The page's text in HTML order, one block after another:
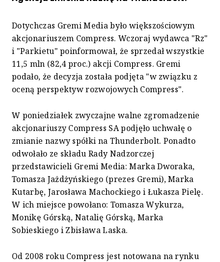
Dotychczas Gremi Media było większościowym
akcjonariuszem Compress. Wczoraj wydawca "Rz"
i "Parkietu" poinformował, że sprzedał wszystkie
11,5 mln (82,4 proc.) akcji Compress. Gremi
podało, że decyzja została podjęta "w związku z
oceną perspektyw rozwojowych Compress".
W poniedziałek zwyczajne walne zgromadzenie
akcjonariuszy Compress SA podjęło uchwałę o
zmianie nazwy spółki na Thunderbolt. Ponadto
odwołało ze składu Rady Nadzorczej
przedstawicieli Gremi Media: Marka Dworaka,
Tomasza Jażdżyńskiego (prezes Gremi), Marka
Kutarbę, Jarosława Machockiego i Łukasza Pielę.
W ich miejsce powołano: Tomasza Wykurza,
Monikę Górską, Natalię Górską, Marka
Sobieskiego i Zbisława Laska.
Od 2008 roku Compress jest notowana na rynku